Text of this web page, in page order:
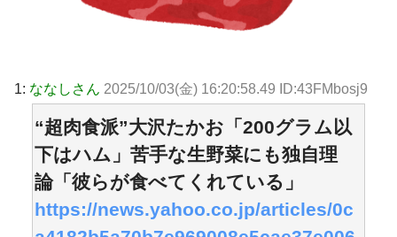
1: ななしさん 2025/10/03(金) 16:20:58.49 ID:43FMbosj9
“超肉食派”大沢たかお「200グラム以
下はハム」苦手な生野菜にも独自理
論「彼らが食べてくれている」
https://news.yahoo.co.jp/articles/0c